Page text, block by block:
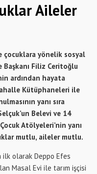
Aileler
çocuklara yönelik sosyal
Filiz Ceritoğlu
ardından hayata
Kütüphaneleri ile
yanı sıra
Belevi ve 14
Atölyeleri’nin yanı
mutlu, aileler mutlu.
ilk olarak Deppo Efes
Masal Evi ile tarım işçisi